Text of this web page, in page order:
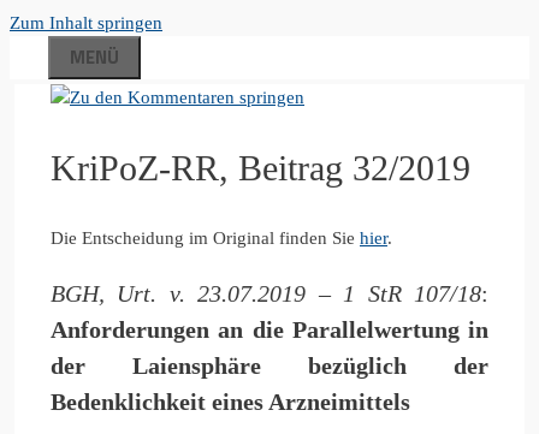
Zum Inhalt springen
MENÜ
KriPoZ-RR, Beitrag 32/2019
Die Entscheidung im Original finden Sie hier.
BGH, Urt. v. 23.07.2019 – 1 StR 107/18:
Anforderungen an die Parallelwertung in
der Laiensphäre bezüglich der
Bedenklichkeit eines Arzneimittels